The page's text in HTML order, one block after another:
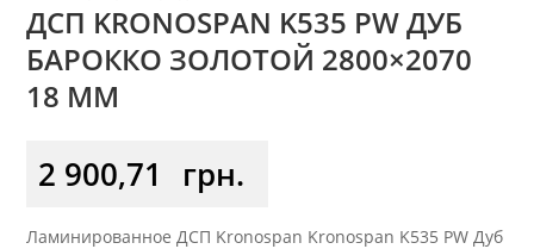
ДСП KRONOSPAN K535 PW ДУБ
БАРОККО ЗОЛОТОЙ 2800×2070
18 ММ
2 900,71 грн.
Ламинированное ДСП Kronospan Kronospan K535 PW Дуб